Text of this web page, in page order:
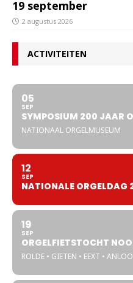
19 september
2 augustus 2026
ACTIVITEITEN
05
SEP
SYMPOSIUM 200 JAAR
NATIONAAL ORGELMUSEUM
12
SEP
NATIONALE ORGELDAG
19
SEP
ORGELFIETSTOCHT
ROLDE • GIETEN • EEXT • ANLOO